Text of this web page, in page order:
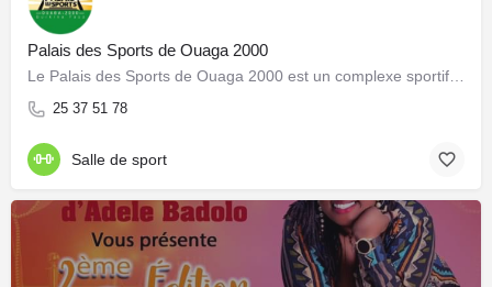
Palais des Sports de Ouaga 2000
25 37 51 78
Salle de sport